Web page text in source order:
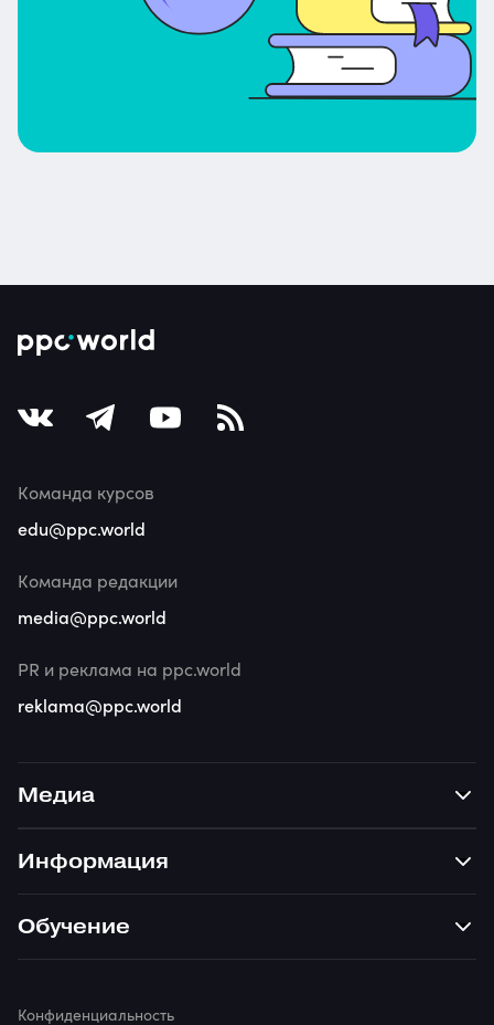
Медиа
Информация
Обучение
Команда курсов
edu@ppc.world
Команда редакции
media@ppc.world
PR и реклама на ppc.world
reklama@ppc.world
Конфиденциальность